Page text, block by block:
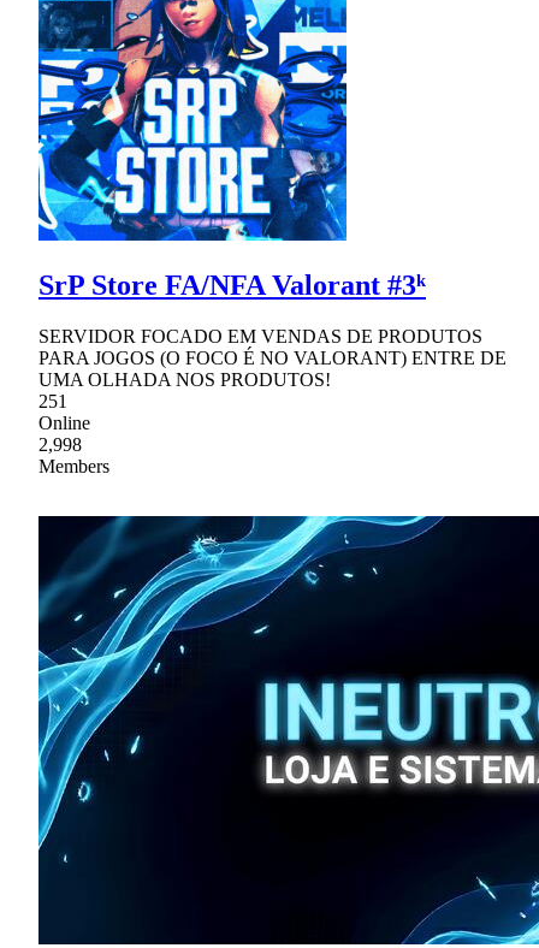
SrP Store FA/NFA Valorant #3ᵏ
SERVIDOR FOCADO EM VENDAS DE PRODUTOS
PARA JOGOS (O FOCO É NO VALORANT) ENTRE DE
UMA OLHADA NOS PRODUTOS!
251
Online
2,998
Members